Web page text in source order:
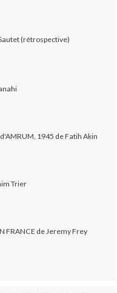
(rétrospective)
1945 de Fatih Akin
Trier
FRANCE de Jeremy Frey